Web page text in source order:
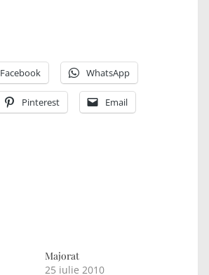
Facebook WhatsApp
Pinterest Email
Majorat
25 iulie 2010